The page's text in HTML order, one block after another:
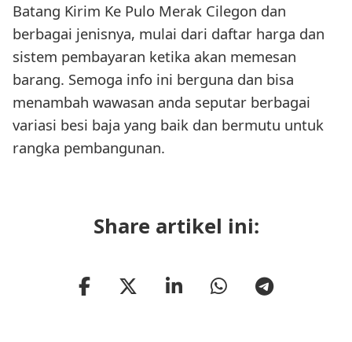
Batang Kirim Ke Pulo Merak Cilegon dan
berbagai jenisnya, mulai dari daftar harga dan
sistem pembayaran ketika akan memesan
barang. Semoga info ini berguna dan bisa
menambah wawasan anda seputar berbagai
variasi besi baja yang baik dan bermutu untuk
rangka pembangunan.
Share artikel ini: